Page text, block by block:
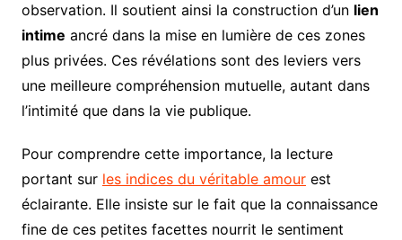
observation. Il soutient ainsi la construction d’un lien
intime ancré dans la mise en lumière de ces zones
plus privées. Ces révélations sont des leviers vers
une meilleure compréhension mutuelle, autant dans
l’intimité que dans la vie publique.
Pour comprendre cette importance, la lecture
portant sur les indices du véritable amourest
éclairante. Elle insiste sur le fait que la connaissance
fine de ces petites facettes nourrit le sentiment